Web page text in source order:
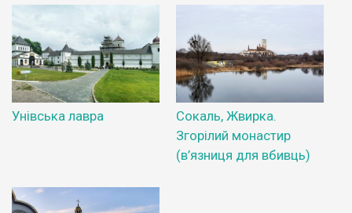
Унівська лавра
Сокаль, Жвирка.
Згорілий монастир
(в’язниця для вбивць)